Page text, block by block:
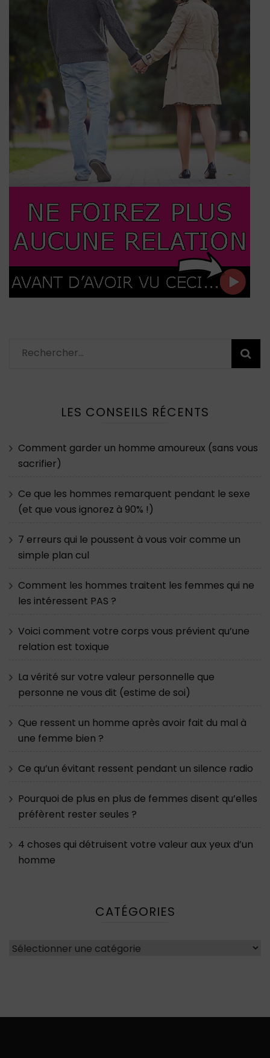
Rechercher :
LES CONSEILS RÉCENTS
Comment garder un homme amoureux (sans vous
sacrifier)
Ce que les hommes remarquent pendant le sexe
(et que vous ignorez à 90% !)
7 erreurs qui le poussent à vous voir comme un
simple plan cul
Comment les hommes traitent les femmes qui ne
les intéressent PAS ?
Voici comment votre corps vous prévient qu’une
relation est toxique
La vérité sur votre valeur personnelle que
personne ne vous dit (estime de soi)
Que ressent un homme après avoir fait du mal à
une femme bien ?
Ce qu’un évitant ressent pendant un silence radio
Pourquoi de plus en plus de femmes disent qu’elles
préfèrent rester seules ?
4 choses qui détruisent votre valeur aux yeux d’un
homme
CATÉGORIES
Catégories